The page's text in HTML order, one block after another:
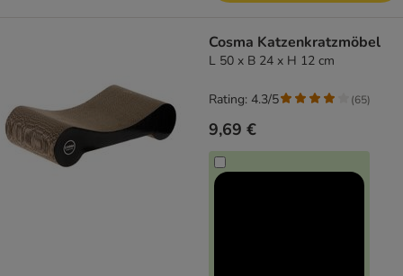
Cosma Katzenkratzmöbel
L 50 x B 24 x H 12 cm
9,69 €
Rating: 4.3/5 (65)